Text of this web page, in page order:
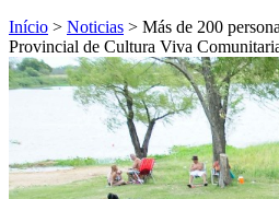
Início > Noticias > Más de 200
Provincial de Cultura Viva